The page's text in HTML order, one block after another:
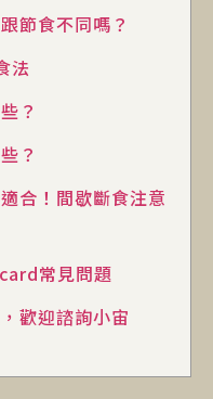
節食不同嗎？
法
？
？
合！間歇斷食注意
常見問題
歡迎諮詢小宙